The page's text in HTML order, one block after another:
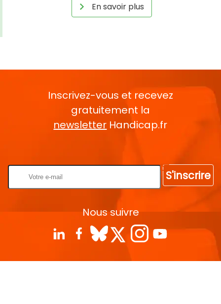
En savoir plus
Inscrivez-vous et recevez
gratuitement la
newsletter Handicap.fr
S'inscrire
Nous suivre